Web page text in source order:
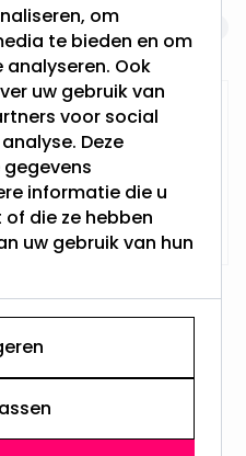
of the carousel is
LED Dimmer
29,95
gingen u voor
om
te bieden en om
Ook
uw gebruik van
voor social
Deze
informatie die u
die ze hebben
uw gebruik van hun